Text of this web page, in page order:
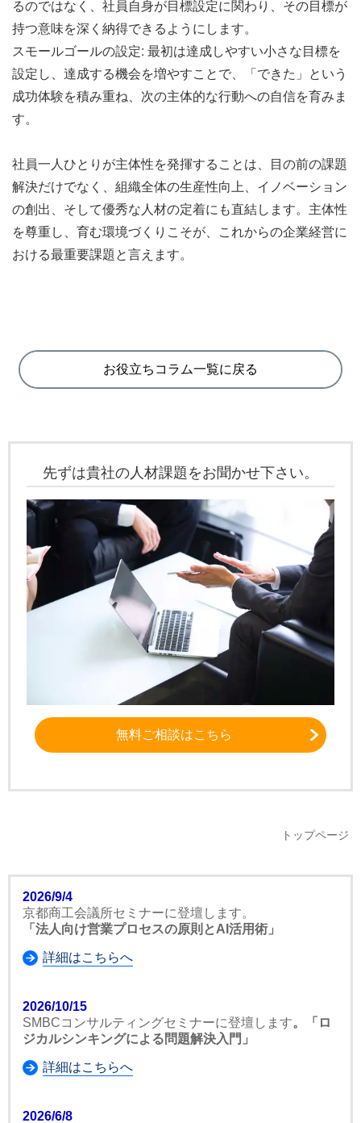
るのではなく、社員自身が目標設定に関わり、その目標が
持つ意味を深く納得できるようにします。
スモールゴールの設定: 最初は達成しやすい小さな目標を
設定し、達成する機会を増やすことで、「できた」という
成功体験を積み重ね、次の主体的な行動への自信を育みま
す。
社員一人ひとりが主体性を発揮することは、目の前の課題
解決だけでなく、組織全体の生産性向上、イノベーション
の創出、そして優秀な人材の定着にも直結します。主体性
を尊重し、育む環境づくりこそが、これからの企業経営に
おける最重要課題と言えます。
お役立ちコラム一覧に戻る
先ずは貴社の人材課題をお聞かせ下さい。
無料ご相談はこちら
トップページ
2026/9/4
京都商工会議所セミナーに登壇します。
「法人向け営業プロセスの原則とAI活用術」
詳細はこちらへ
2026/10/15
SMBCコンサルティングセミナーに登壇します。「ロ
ジカルシンキングによる問題解決入門」
詳細はこちらへ
2026/6/8